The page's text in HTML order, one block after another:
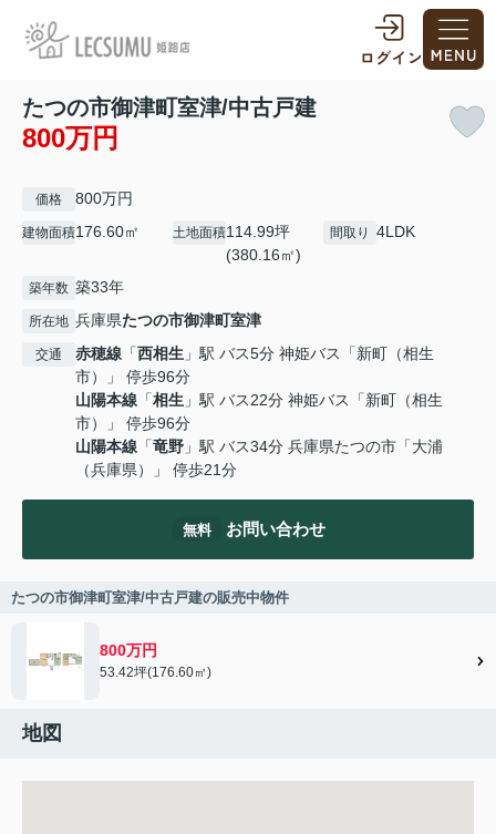
たつの市御津町室津/中古戸建
800万円
価格 800万円
建物面積176.60㎡ 土地面積114.99坪
(380.16㎡)
間取り 4LDK
築年数 築33年
所在地 兵庫県たつの市御津町室津
交通 赤穂線 「西相生 」駅 バス5分 神姫バス「新町（相生
市）」 停歩96分
山陽本線 「相生 」駅 バス22分 神姫バス「新町（相生
市）」 停歩96分
山陽本線 「竜野 」駅 バス34分 兵庫県たつの市「大浦
（兵庫県）」 停歩21分
無料 お問い合わせ
たつの市御津町室津/中古戸建の販売中物件
800万円
53.42坪(176.60㎡)
地図